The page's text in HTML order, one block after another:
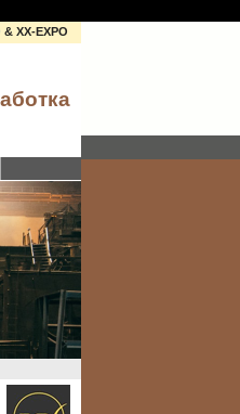
& XX-EXPO